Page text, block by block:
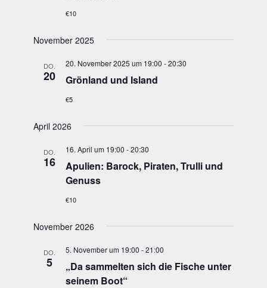
€10
November 2025
DO.
20 Grön­land und Island
20. November 2025 um 19:00 -20:30
€5
April 2026
DO.
16
Apu­li­en: Barock, Pira­ten, Trul­li und
Genuss
16. April um 19:00 -20:30
€10
November 2026
DO.
5 „Da sam­mel­ten sich die Fische unter
sei­nem Boot“
5. November um 19:00 -21:00